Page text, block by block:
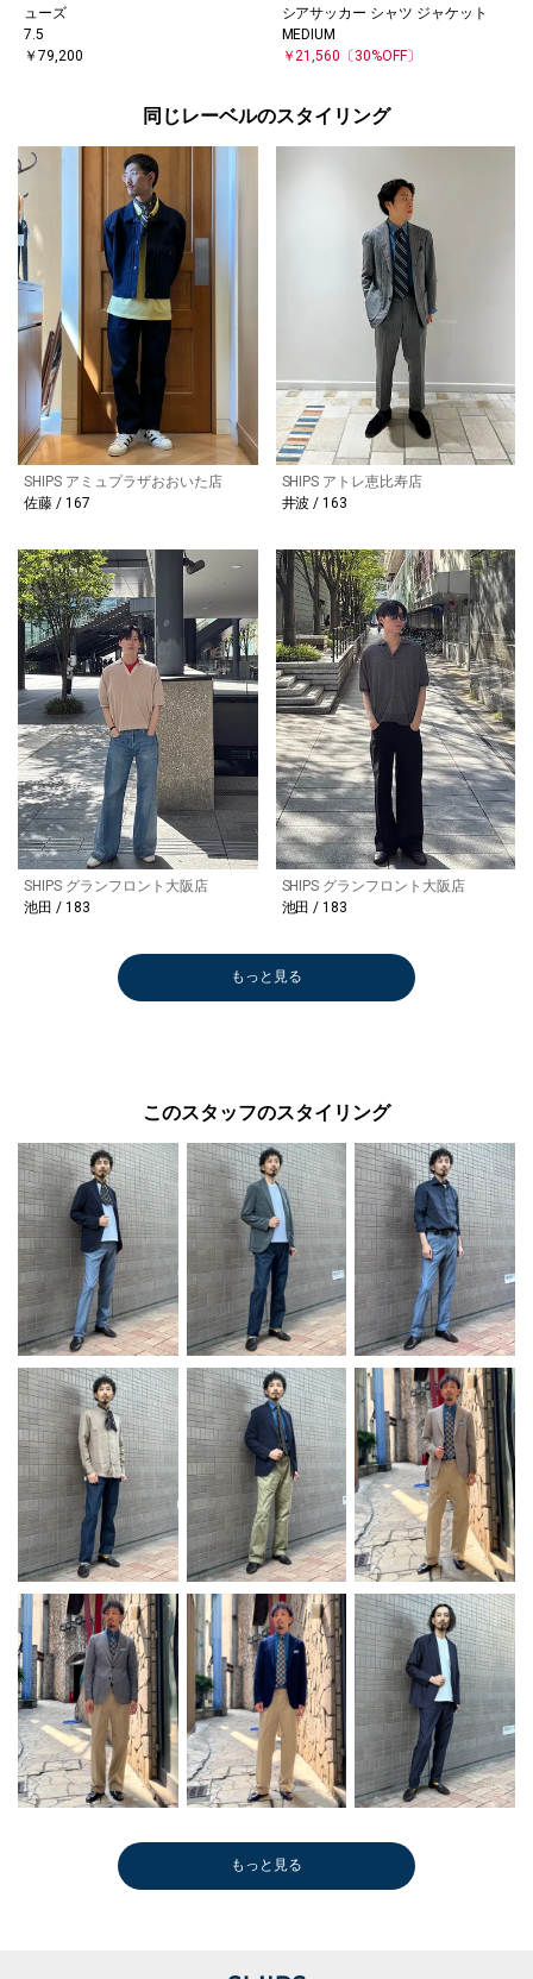
ューズ
7.5
￥79,200
シアサッカー シャツ ジャケット
MEDIUM
￥21,560 〔30%OFF〕
同じレーベルのスタイリング
SHIPS アミュプラザおおいた店
佐藤 / 167
SHIPS アトレ恵比寿店
井波 / 163
SHIPS グランフロント大阪店
池田 / 183
SHIPS グランフロント大阪店
池田 / 183
もっと見る
このスタッフのスタイリング
もっと見る